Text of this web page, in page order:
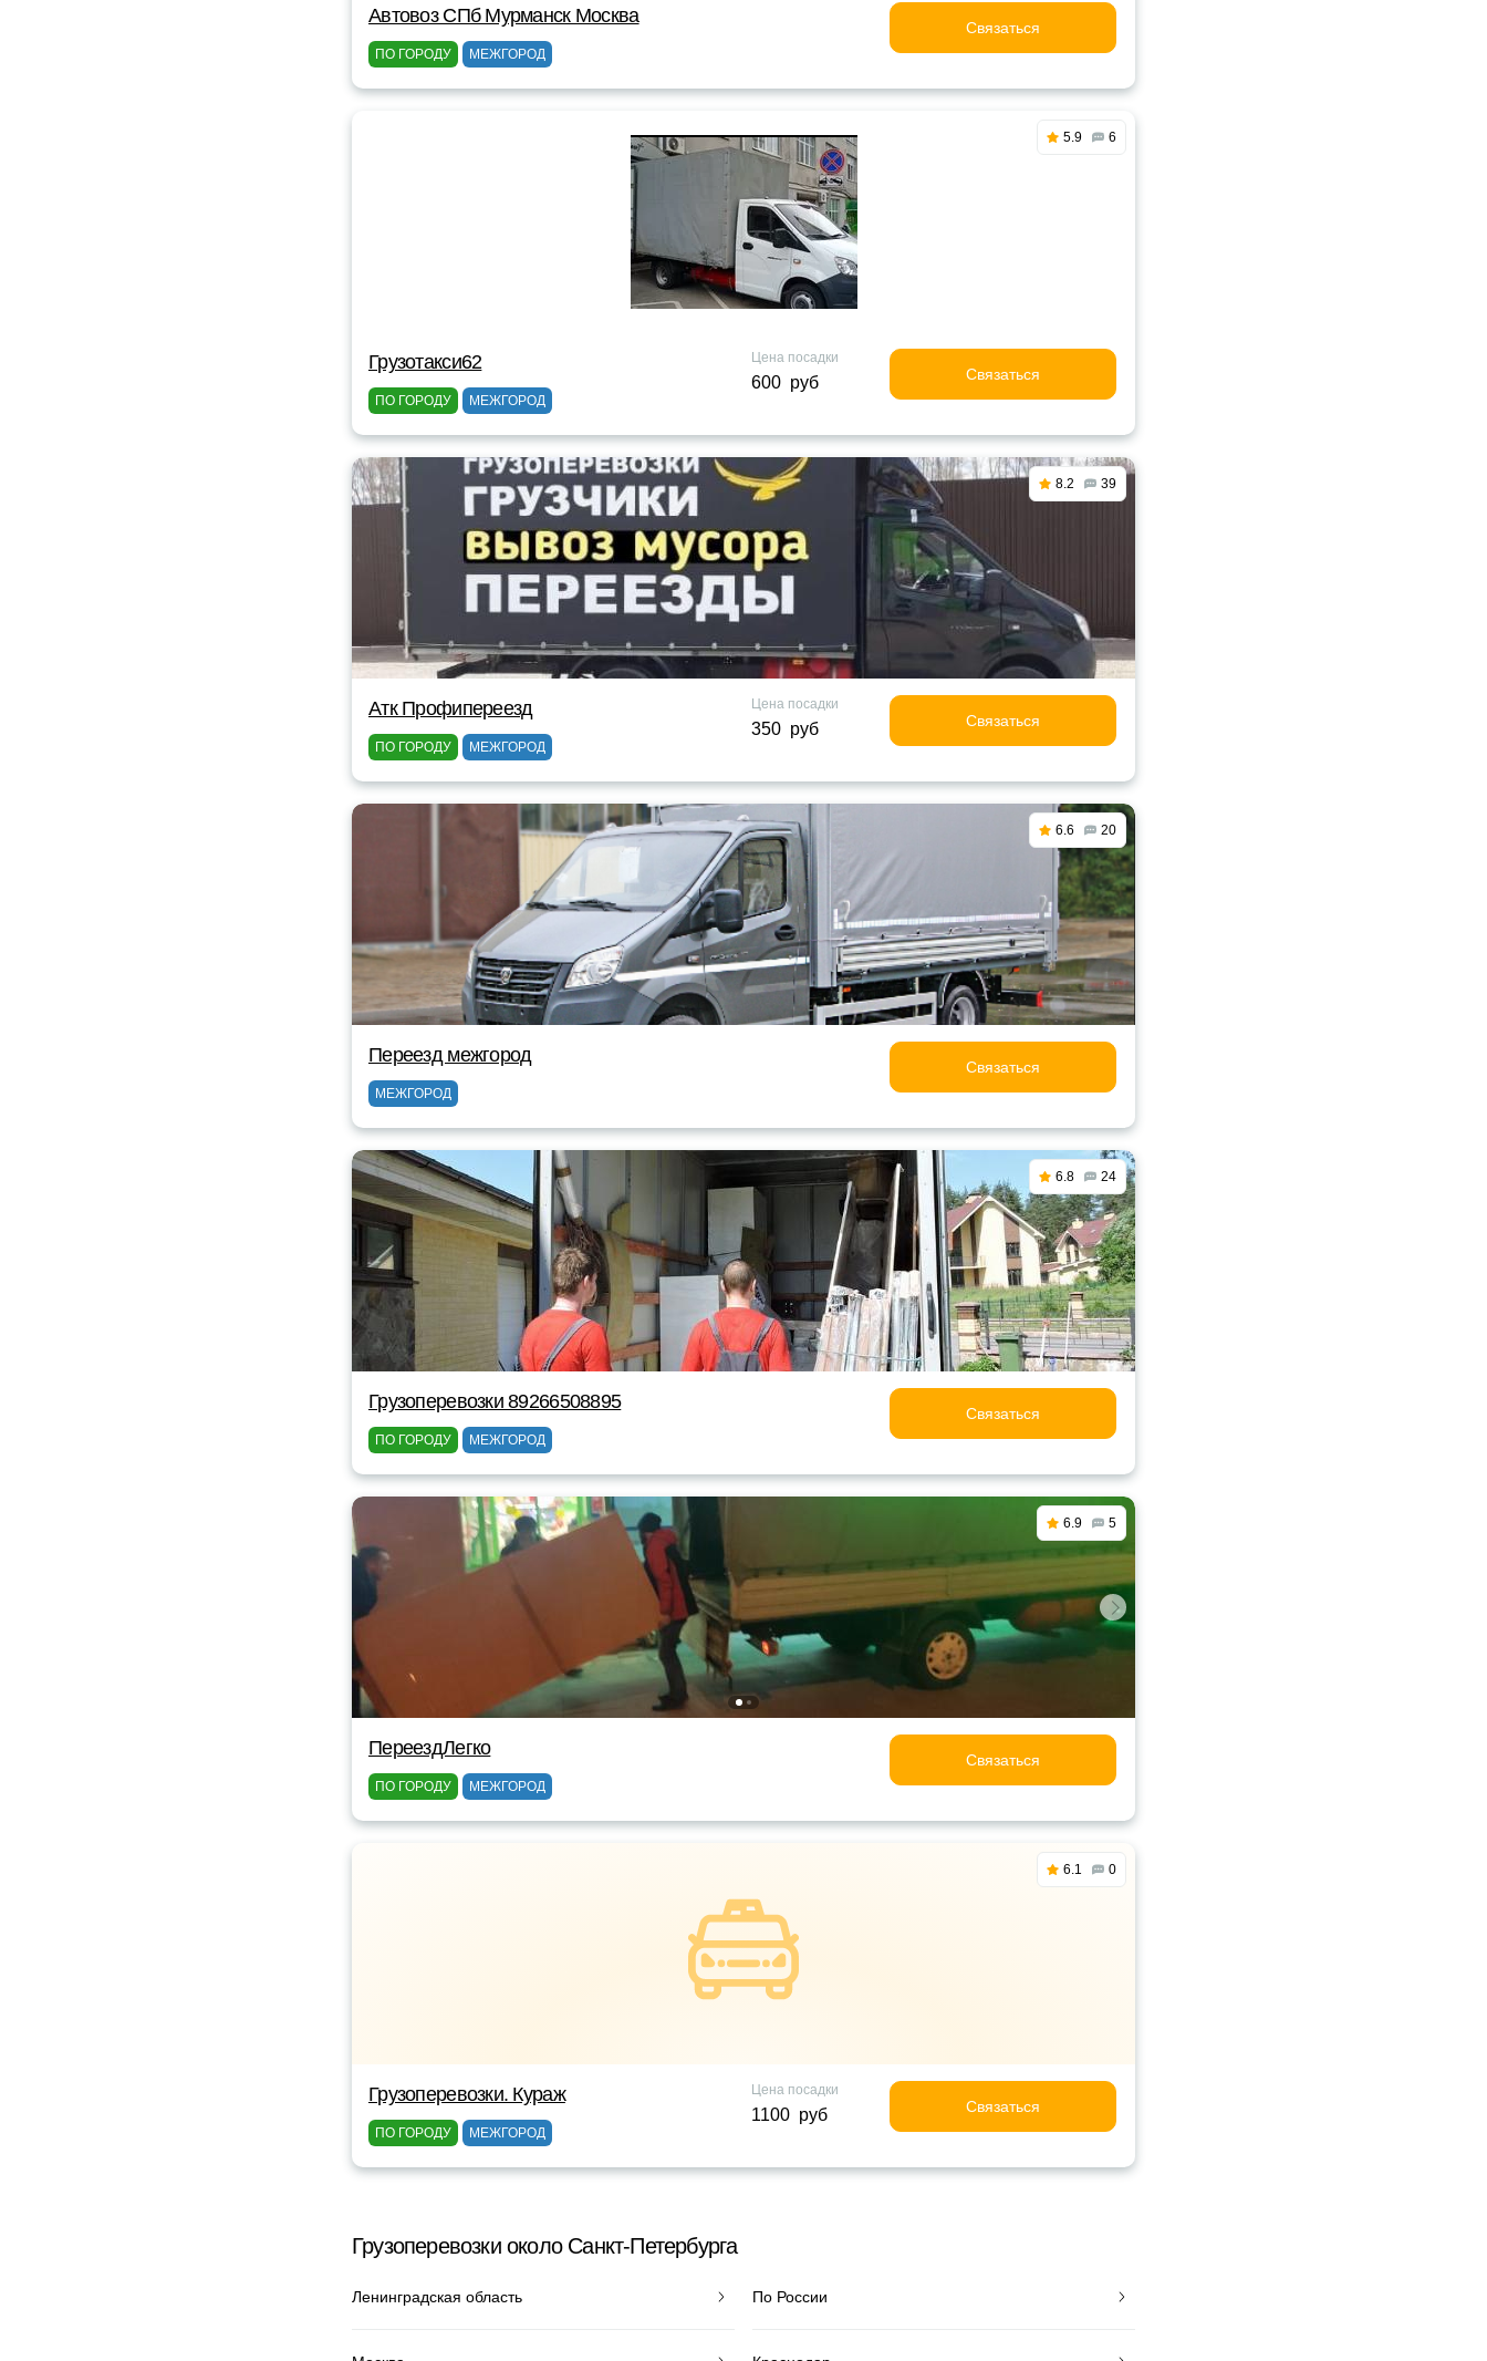
Автовоз СПб Мурманск Москва
ПО ГОРОДУ МЕЖГОРОД
Связаться
5.9 6
Грузотакси62
ПО ГОРОДУ МЕЖГОРОД
Цена посадки
600 руб Связаться
8.2 39
Атк Профипереезд
ПО ГОРОДУ МЕЖГОРОД
Цена посадки
350 руб Связаться
6.6 20
Переезд межгород
МЕЖГОРОД
Связаться
6.8 24
Грузоперевозки 89266508895
ПО ГОРОДУ МЕЖГОРОД
Связаться
6.9 5
ПереездЛегко
ПО ГОРОДУ МЕЖГОРОД
Связаться
6.1 0
Грузоперевозки. Кураж
ПО ГОРОДУ МЕЖГОРОД
Цена посадки
1100 руб Связаться
Грузоперевозки около Санкт-Петербурга
Ленинградская область По России